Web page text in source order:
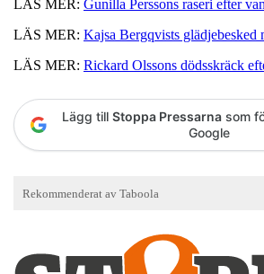
LÄS MER: Gunilla Perssons raseri efter
LÄS MER: Kajsa Bergqvists glädjebesked
LÄS MER: Rickard Olssons dödsskräck
Lägg till Stoppa Pressarna som
Google